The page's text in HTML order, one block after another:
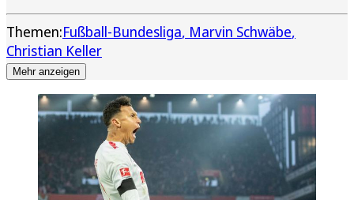
Themen:Fußball-Bundesliga Marvin Schwäbe
Christian Keller
Mehr anzeigen